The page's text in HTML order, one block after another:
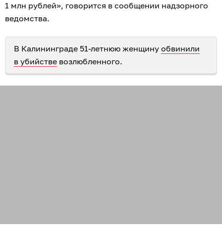
1 млн рублей», говорится в сообщении надзорного
ведомства.
В Калининграде 51-летнюю женщину обвинили
в убийстве возлюбленного.